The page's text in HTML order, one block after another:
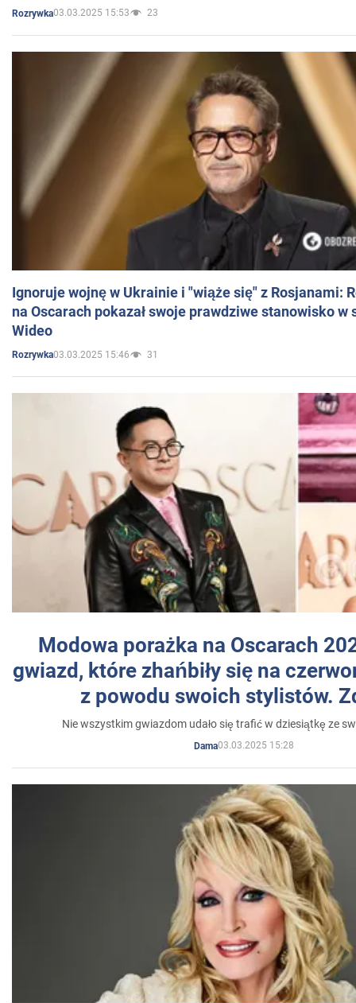
Rozrywka03.03.2025 15:53 23
Ignoruje wojnę w Ukrainie i "wiąże się" z Rosjanami:
na Oscarach pokazał swoje prawdziwe stanowisko w
Wideo
Rozrywka03.03.2025 15:46 31
Modowa porażka na Oscarach
gwiazd, które zhańbiły się na
z powodu swoich stylistów.
Nie wszystkim gwiazdom udało się trafić w dziesiątkę ze
Dama03.03.2025 15:28